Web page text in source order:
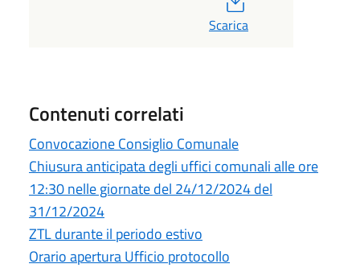
Scarica
Contenuti correlati
Convocazione Consiglio Comunale
Chiusura anticipata degli uffici comunali alle ore
12:30 nelle giornate del 24/12/2024 del
31/12/2024
ZTL durante il periodo estivo
Orario apertura Ufficio protocollo